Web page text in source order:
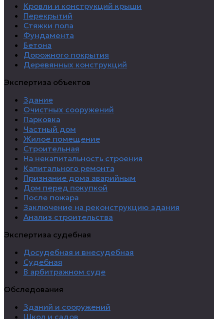
Кровли и конструкций крыши
Перекрытий
Стяжки пола
Фундамента
Бетона
Дорожного покрытия
Деревянных конструкций
Экспертиза объектов
Здание
Очистных сооружений
Парковка
Частный дом
Жилое помещение
Строительная
На некапитальность строения
Капитального ремонта
Признание дома аварийным
Дом перед покупкой
После пожара
Заключение на реконструкцию здания
Анализ строительства
Экспертиза судебная
Досудебная и внесудебная
Судебная
В арбитражном суде
Обследования
Зданий и сооружений
Школ и садов